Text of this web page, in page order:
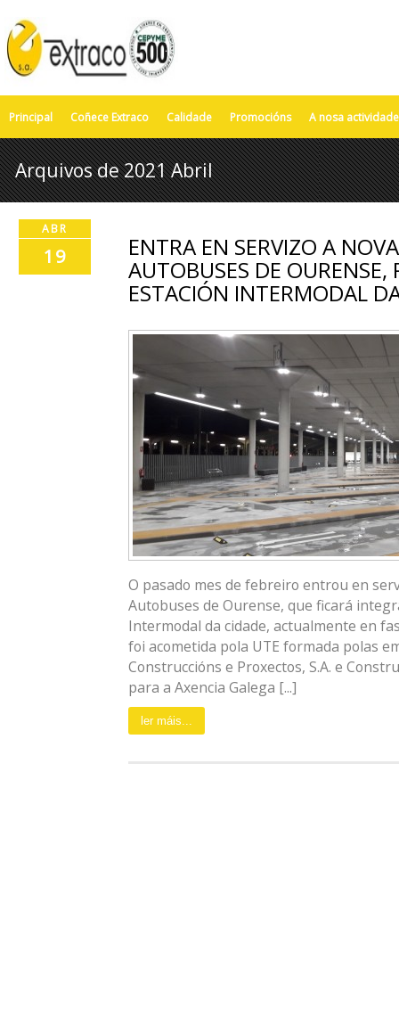
Principal Coñece Extraco Calidade Promocións A nosa actividade
Arquivos de 2021 Abril
ABR
19 ENTRA EN SERVIZO A
AUTOBUSES DE OURENSE,
ESTACIÓN INTERMODAL
O pasado mes de febreiro entrou en
Autobuses de Ourense, que ficará
Intermodal da cidade, actualmente en
foi acometida pola UTE formada polas
Construccións e Proxectos, S.A. e
para a Axencia Galega [...]
ler máis...